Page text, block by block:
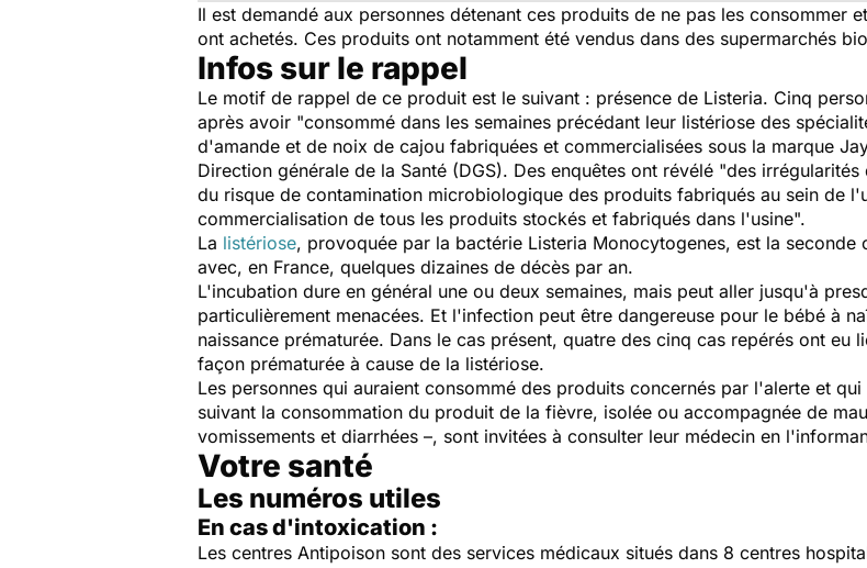
Il est demandé aux personnes détenant ces produits de ne pas les consommer
ont achetés. Ces produits ont notamment été vendus dans des supermarchés
Infos sur le rappel
Le motif de rappel de ce produit est le suivant : présence de Listeria. Cinq
après avoir "consommé dans les semaines précédant leur listériose des
d'amande et de noix de cajou fabriquées et commercialisées sous la marque
Direction générale de la Santé (DGS). Des enquêtes ont révélé "des irrégularités
du risque de contamination microbiologique des produits fabriqués au sein de
commercialisation de tous les produits stockés et fabriqués dans l'usine".
La listériose, provoquée par la bactérie Listeria Monocytogenes, est la seconde
avec, en France, quelques dizaines de décès par an.
L'incubation dure en général une ou deux semaines, mais peut aller jusqu'à
particulièrement menacées. Et l'infection peut être dangereuse pour le bébé à
naissance prématurée. Dans le cas présent, quatre des cinq cas repérés ont eu
façon prématurée à cause de la listériose.
Les personnes qui auraient consommé des produits concernés par l'alerte et
suivant la consommation du produit de la fièvre, isolée ou accompagnée de
vomissements et diarrhées –, sont invitées à consulter leur médecin en
Votre santé
Les numéros utiles
En cas d'intoxication :
Les centres Antipoison sont des services médicaux situés dans 8 centres